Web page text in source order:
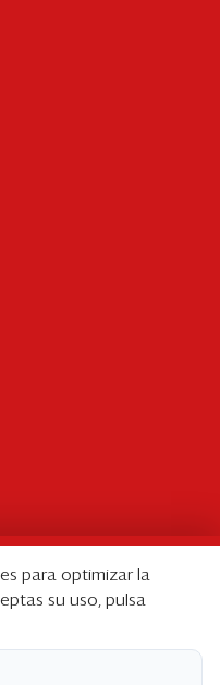
para optimizar la
su uso, pulsa